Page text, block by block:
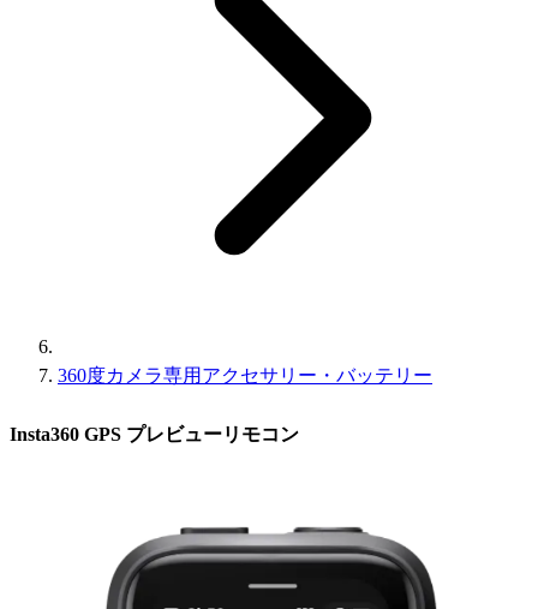
360度カメラ専用アクセサリー・バッテリー
Insta360 GPS プレビューリモコン